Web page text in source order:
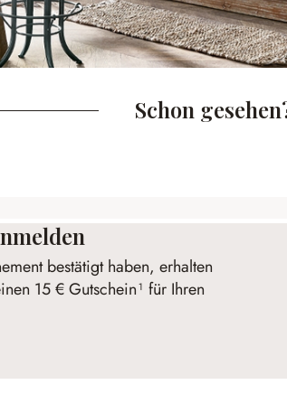
Schon
bestätigt haben, erhalten
15 € Gutschein¹ für Ihren